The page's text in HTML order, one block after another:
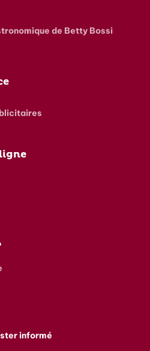
de Betty Bossi
informé